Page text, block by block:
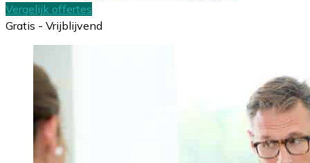
Vergelijk offertes
Gratis - Vrijblijvend